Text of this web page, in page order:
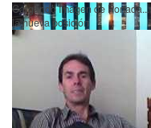
Cargando Imagen de Portada...
la nueva posición